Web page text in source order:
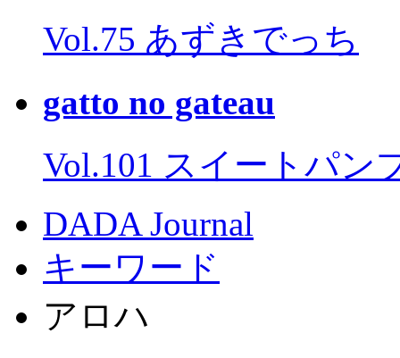
Vol.75 あずきでっち
gatto no gateau
Vol.101 スイートパン
DADA Journal
キーワード
アロハ